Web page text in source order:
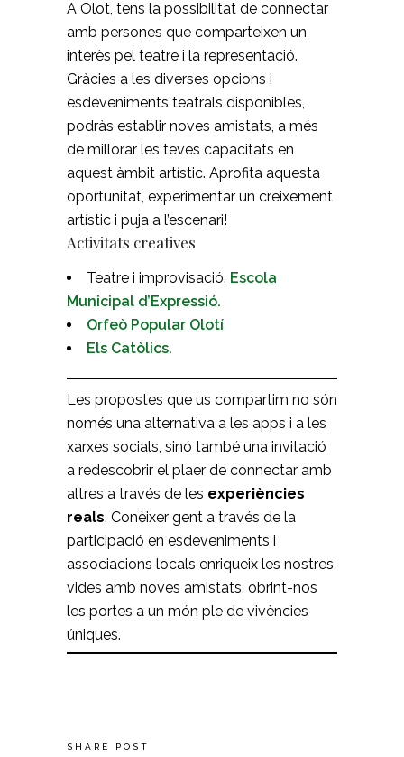
A Olot, tens la possibilitat de connectar
amb persones que comparteixen un
interès pel teatre i la representació.
Gràcies a les diverses opcions i
esdeveniments teatrals disponibles,
podràs establir noves amistats, a més
de millorar les teves capacitats en
aquest àmbit artístic. Aprofita aquesta
oportunitat, experimentar un creixement
artístic i puja a l’escenari!
Activitats creatives
Teatre i improvisació. Escola
Municipal d’Expressió.
Orfeò Popular Olotí
Els Catòlics.
Les propostes que us compartim no són
només una alternativa a les apps i a les
xarxes socials, sinó també una invitació
a redescobrir el plaer de connectar amb
altres a través de les experiències
reals. Conèixer gent a través de la
participació en esdeveniments i
associacions locals enriqueix les nostres
vides amb noves amistats, obrint-nos
les portes a un món ple de vivències
úniques.
SHARE POST